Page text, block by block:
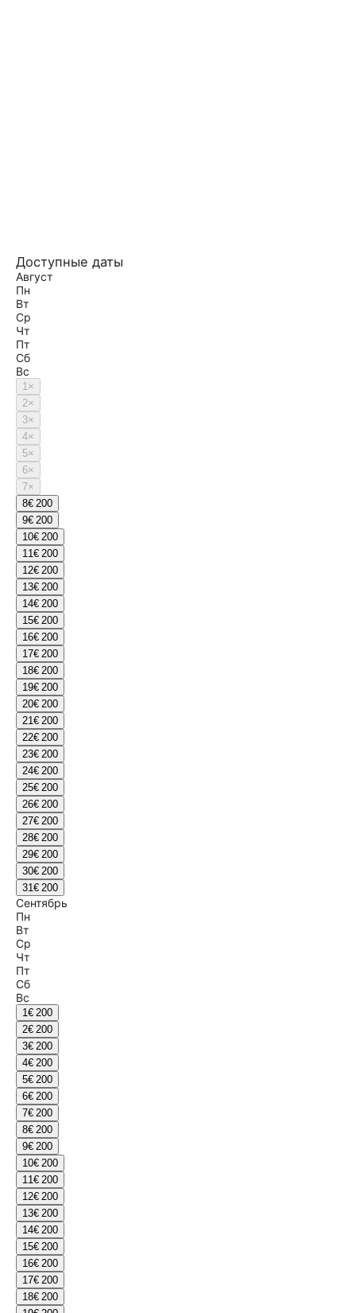
Доступные даты
Август
Пн
Вт
Ср
Чт
Пт
Сб
Вс
1×
2×
3×
4×
5×
6×
7×
8€ 200
9€ 200
10€ 200
11€ 200
12€ 200
13€ 200
14€ 200
15€ 200
16€ 200
17€ 200
18€ 200
19€ 200
20€ 200
21€ 200
22€ 200
23€ 200
24€ 200
25€ 200
26€ 200
27€ 200
28€ 200
29€ 200
30€ 200
31€ 200
Сентябрь
Пн
Вт
Ср
Чт
Пт
Сб
Вс
1€ 200
2€ 200
3€ 200
4€ 200
5€ 200
6€ 200
7€ 200
8€ 200
9€ 200
10€ 200
11€ 200
12€ 200
13€ 200
14€ 200
15€ 200
16€ 200
17€ 200
18€ 200